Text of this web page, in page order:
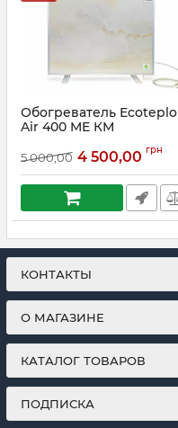
Обогреватель Ecoteplo
Air 400 ME КМ
5 000,00 4 500,00 грн
КОНТАКТЫ
О МАГАЗИНЕ
КАТАЛОГ ТОВАРОВ
ПОДПИСКА